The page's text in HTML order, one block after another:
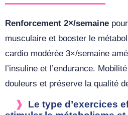
Renforcement 2×/semaine
musculaire et booster le
cardio modérée 3×/semaine
l’insuline et l’endurance.
douleurs et préserve la qualité
Le type d’exercices